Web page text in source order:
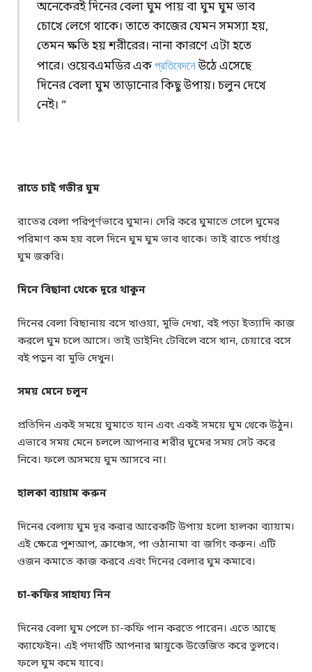
অনেকেরই দিনের বেলা ঘুম পায় বা ঘুম ঘুম ভাব
চোখে লেগে থাকে। তাতে কাজের যেমন সমস্যা হয়,
তেমন ক্ষতি হয় শরীরের। নানা কারণে এটা হতে
পারে। ওয়েবএমডির একপ্রতিবেদনেউঠে এসেছে
দিনের বেলা ঘুম তাড়ানোর কিছু উপায়। চলুন দেখে
নেই। “
রাতে চাই গভীর ঘুম
রাতের বেলা পরিপূর্ণভাবে ঘুমান। দেরি করে ঘুমাতে গেলে ঘুমের
পরিমাণ কম হয় বলে দিনে ঘুম ঘুম ভাব থাকে। তাই রাতে পর্যাপ্ত
ঘুম জরুরি।
দিনে বিছানা থেকে দূরে থাকুন
দিনের বেলা বিছানায় বসে খাওয়া, মুভি দেখা, বই পড়া ইত্যাদি কাজ
করলে ঘুম চলে আসে। তাই ডাইনিং টেবিলে বসে খান, চেয়ারে বসে
বই পড়ুন বা মুভি দেখুন।
সময় মেনে চলুন
প্রতিদিন একই সময়ে ঘুমাতে যান এবং একই সময়ে ঘুম থেকে উঠুন।
এভাবে সময় মেনে চললে আপনার শরীর ঘুমের সময় সেট করে
নিবে। ফলে অসময়ে ঘুম আসবে না।
হালকা ব্যায়াম করুন
দিনের বেলায় ঘুম দূর করার আরেকটি উপায় হলো হালকা ব্যায়াম।
এই ক্ষেত্রে পুশআপ, ক্রাঞ্চেস, পা ওঠানামা বা জগিং করুন। এটি
ওজন কমাতে কাজ করবে এবং দিনের বেলার ঘুম কমাবে।
চা-কফির সাহায্য নিন
দিনের বেলা ঘুম পেলে চা-কফি পান করতে পারেন। এতে আছে
ক্যাফেইন। এই পদার্থটি আপনার স্নায়ুকে উত্তেজিত করে তুলবে।
ফলে ঘুম কমে যাবে।